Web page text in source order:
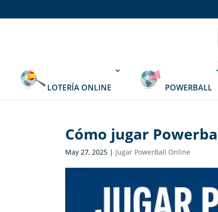
LOTERÍA ONLINE POWERBALL
Cómo jugar
May 27, 2025 | Jugar PowerBall Online